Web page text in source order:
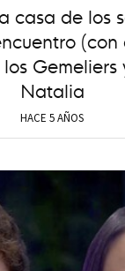
casa de los
Gemeliers
Natalia
HACE 5 AÑOS